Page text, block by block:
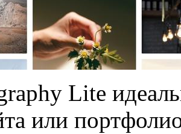
Lite
или